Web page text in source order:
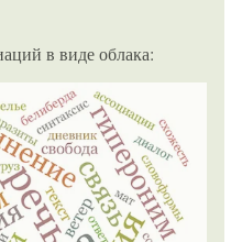
в виде облака: